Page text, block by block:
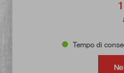
Tempo di